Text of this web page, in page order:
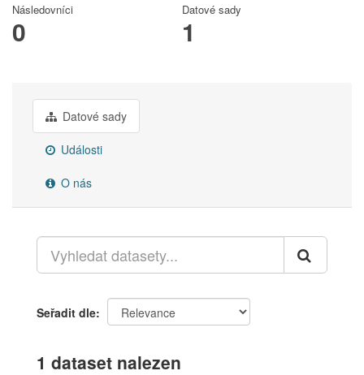
Následovníci
0
Datové sady
1
Datové sady
Události
O nás
Seřadit dle
1 dataset nalezen